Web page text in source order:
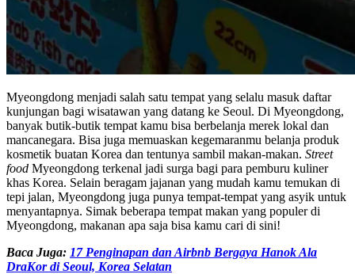
Myeongdong menjadi salah satu tempat yang selalu masuk daftar
kunjungan bagi wisatawan yang datang ke Seoul. Di Myeongdong,
banyak butik-butik tempat kamu bisa berbelanja merek lokal dan
mancanegara. Bisa juga memuaskan kegemaranmu belanja produk
kosmetik buatan Korea dan tentunya sambil makan-makan. Street
food Myeongdong terkenal jadi surga bagi para pemburu kuliner
khas Korea. Selain beragam jajanan yang mudah kamu temukan di
tepi jalan, Myeongdong juga punya tempat-tempat yang asyik untuk
menyantapnya. Simak beberapa tempat makan yang populer di
Myeongdong, makanan apa saja bisa kamu cari di sini!
Baca Juga: 17 Penginapan dan Airbnb Bergaya Hanok Ala
DraKor di Seoul, Korea Selatan